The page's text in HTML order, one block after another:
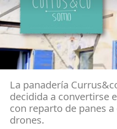
La panadería
decidida a convertirse
con reparto de panes
drones.